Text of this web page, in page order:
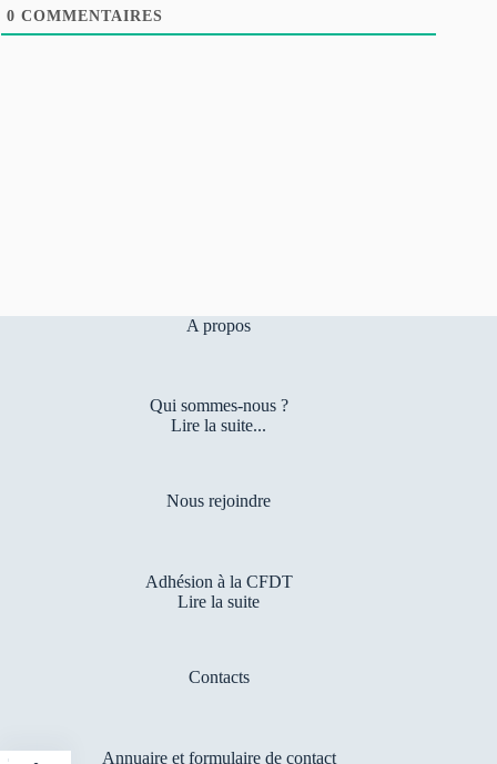
0 COMMENTAIRES
A propos
Qui sommes-nous ?
Lire la suite...
Nous rejoindre
Adhésion à la CFDT
Lire la suite
Contacts
Annuaire et formulaire de contact